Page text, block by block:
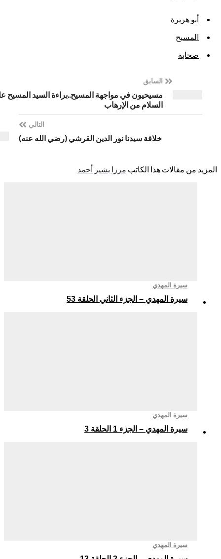
أبو هريرة
المسيح
صحابة
السابق
مسيحيون في مواجهة المسيح..براءة السيد المسيح عليه
السلام من الإرهاب
خلافة سيدنا نور الدين القرشي (رضي الله عنه)
من مقالات هذا الكاتبمرزا بشير أحمد
سيرة المهدي
سيرة المهدي – الجزء الثاني الحلقة 53
سيرة المهدي
سيرة المهدي – الجزء 1 الحلقة 3
سيرة المهدي